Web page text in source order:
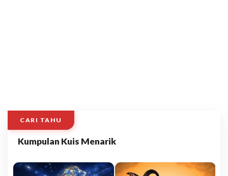
CARI TAHU
Kumpulan Kuis Menarik